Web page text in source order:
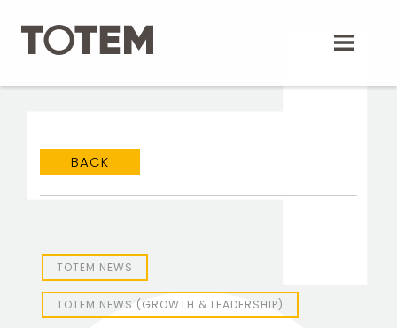
content
BACK
TOTEM NEWS
TOTEM NEWS (GROWTH & LEADERSHIP)
T TOTEM Branding